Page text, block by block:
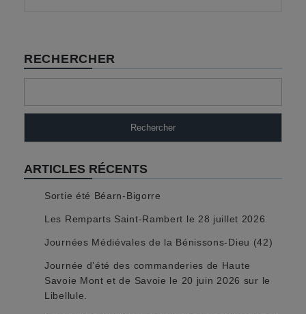
RECHERCHER
Rechercher
ARTICLES RÉCENTS
Sortie été Béarn-Bigorre
Les Remparts Saint-Rambert le 28 juillet 2026
Journées Médiévales de la Bénissons-Dieu (42)
Journée d’été des commanderies de Haute
Savoie Mont et de Savoie le 20 juin 2026 sur le
Libellule.